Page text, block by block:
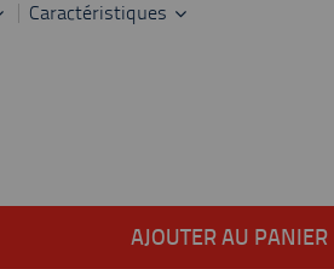
Caractéristiques
AJOUTER AU PANIER